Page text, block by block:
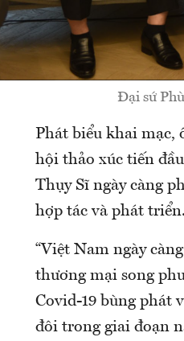
Đại sứ
Phát biểu khai mạc,
hội thảo xúc tiến
Thụy Sĩ ngày càng
hợp tác và phát triển.
“Việt Nam ngày
thương mại song
Covid-19 bùng phát
đôi trong giai đoạn